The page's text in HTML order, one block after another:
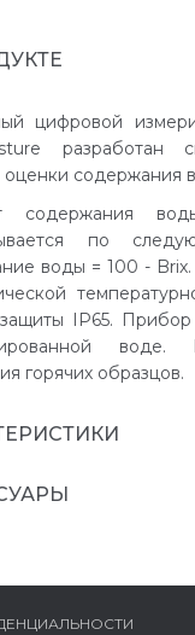
цифровой
разработан
оценки содержания
содержания
по
воды = 100 -
IP65. Прибор
горячих образцов.